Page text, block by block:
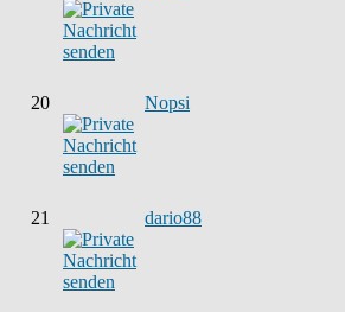
20 Nopsi
21 dario88